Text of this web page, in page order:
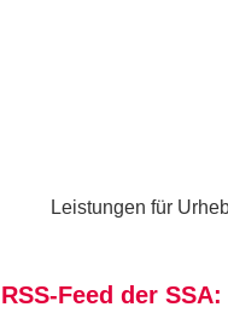
Leistungen für
RSS-Feed der